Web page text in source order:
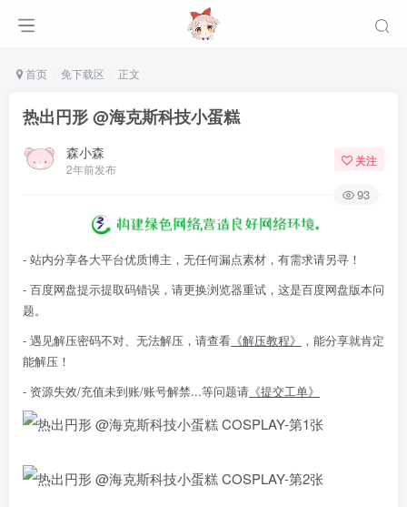
首页 免下载区 正文
热出円形 ​​​@海克斯科技小蛋糕
森小森
2年前发布
关注
93
- 站内分享各大平台优质博主，无任何漏点素材，有需求请另寻！
- 百度网盘提示提取码错误，请更换浏览器重试，这是百度网盘版本问
题。
- 遇见解压密码不对、无法解压，请查看 《解压教程》
，能分享就肯定
能解压！
- 资源失效/充值未到账/账号解禁...等问题请 《提交工单》